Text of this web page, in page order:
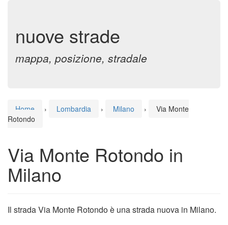
nuove strade
mappa, posizione, stradale
Home › Lombardia › Milano ›
Via Monte
Rotondo
Via Monte Rotondo in
Milano
Il strada Via Monte Rotondo è una strada nuova in Milano.